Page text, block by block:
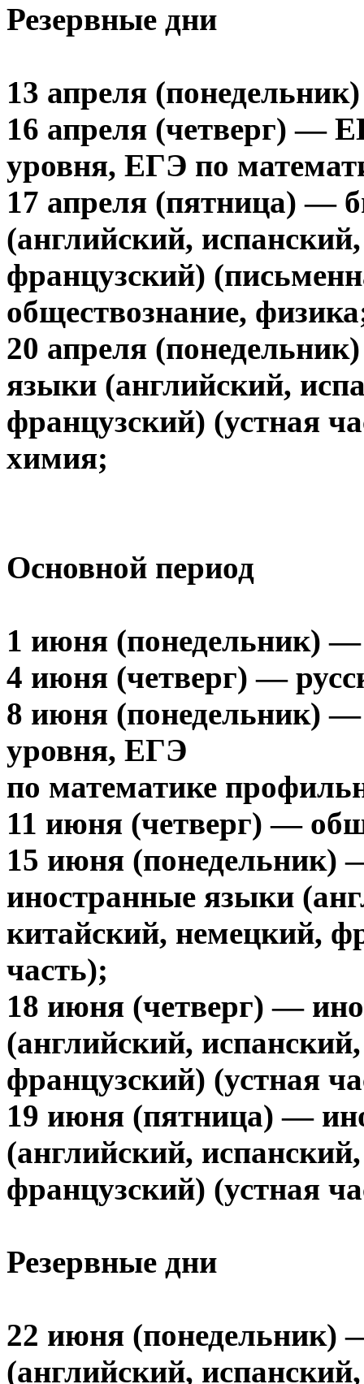
Резервные дни
13 апреля
16 апреля (четверг) —
уровня, ЕГЭ по
17 апреля (пятница) —
(английский,
французский)
обществознание,
20 апреля
языки (английский,
французский) (устная
химия;
Основной период
1 июня (понедельник)
4 июня (четверг) —
8 июня (понедельник) —
уровня, ЕГЭ
по математике
11 июня (четверг) —
15 июня (понедельник)
иностранные языки
китайский, немецкий,
часть);
18 июня (четверг) —
(английский,
французский) (устная
19 июня (пятница) —
(английский,
французский) (устная
Резервные дни
22 июня (понедельник)
(английский,